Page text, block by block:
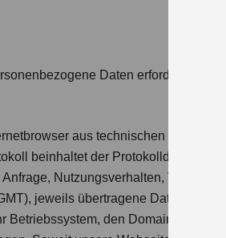
Daten erforderlich.
aus technischen Gründen
beinhaltet der Protokolldatensatz
Nutzungsverhalten,
jeweils übertragene Datenmenge
den Domainnamen